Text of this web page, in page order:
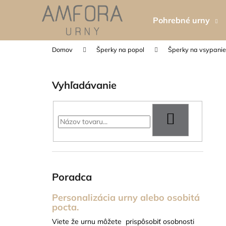
Pohrebné urny
Domov Šperky na popol Šperky na
Vyhľadávanie
Poradca
Personalizácia urny alebo osobitá
pocta.
Viete že urnu môžete prispôsobiť osobnosti
í
do
do
TABUĽKA NA URNU - 5X8 CM